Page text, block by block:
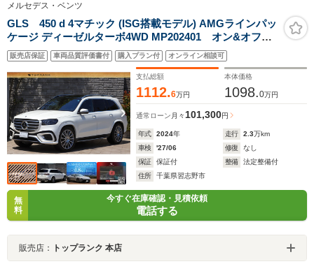
メルセデス・ベンツ
GLS 450 d 4マチック (ISG搭載モデル) AMGラインパッ
ケージ ディーゼルターボ4WD MP202401 オン&オフロ
ードPKG パノラマサンルーフ AMG22インチAW ブルメ
スター 新車保証付き
販売店保証 車両品質評価書付 購入プラン付 オンライン相談可
支払総額
1112.6万円
本体価格
1098.0万円
通常ローン 月々101,300円
年式 2024年 走行 2.3万km
車検
'27/06 修復
なし
保証
保証付 整備
法定整備付
住所
千葉県習志野市
無
料
今すぐ在庫確認・見積依頼
電話する
販売店： トップランク 本店